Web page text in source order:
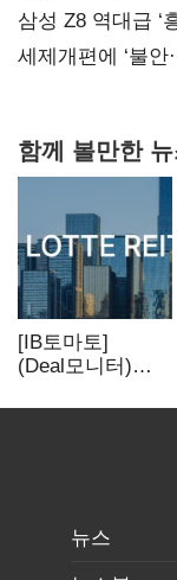
보내
삼성 Z8 역대급 ‘
대전’
세제개편에 ‘불
함께 볼만한
[IB토마토]
(Deal모니터)
발행…빠듯한
뉴스